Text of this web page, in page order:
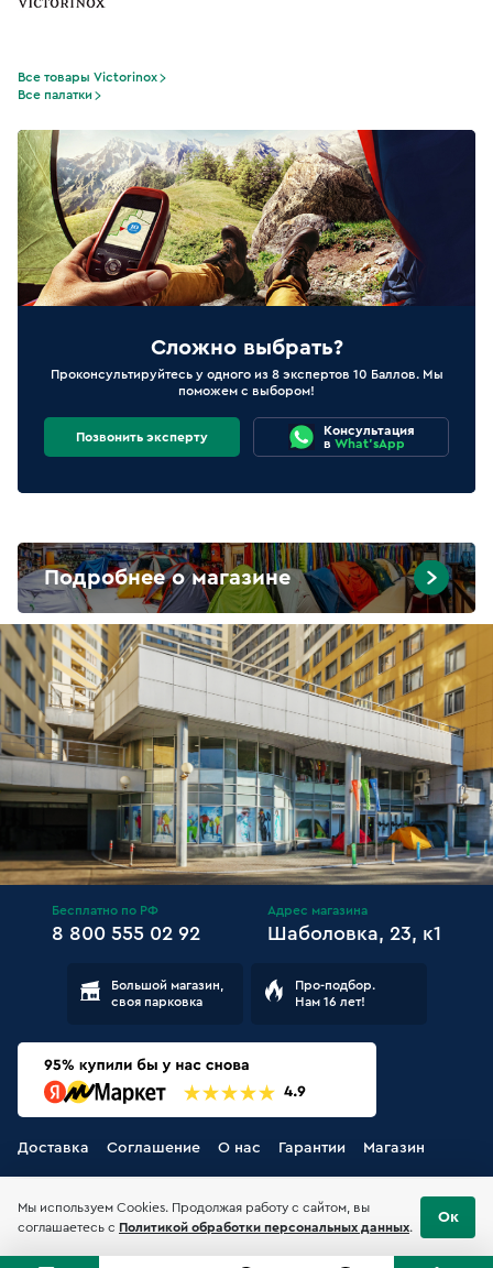
Все товары Victorinox
Все палатки
Сложно выбрать?
Проконсультируйтесь у одного из 8 экспертов 10 Баллов. Мы
поможем с выбором!
Позвонить эксперту
Консультация
в What'sApp
Подробнее о магазине
Бесплатно по РФ
8 800 555 02 92
Адрес магазина
Шаболовка, 23, к1
Большой магазин,
своя парковка
Про-подбор.
Нам 16 лет!
Доставка Соглашение О нас Гарантии Магазин
Мы используем Cookies. Продолжая работу с сайтом, вы
соглашаетесь с Политикой обработки персональных данных.
Ок